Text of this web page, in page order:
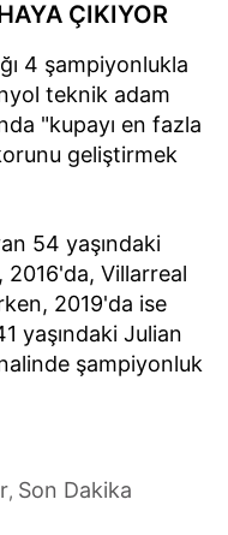
ÇIKIYOR
4 şampiyonlukla
teknik adam
"kupayı en fazla
geliştirmek
54 yaşındaki
2016'da, Villarreal
2019'da ise
yaşındaki Julian
şampiyonluk
, Son Dakika